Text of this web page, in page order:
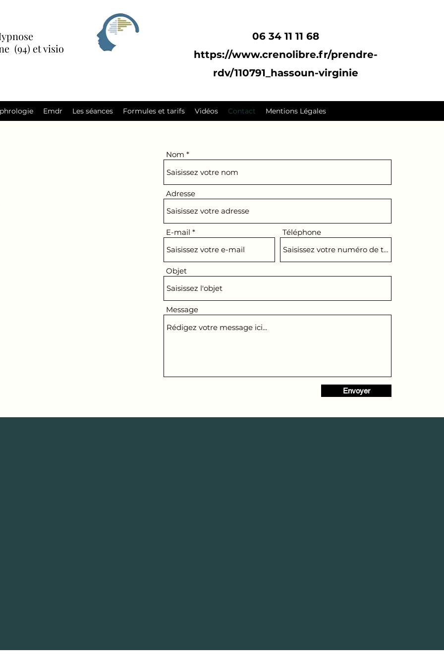
(94) et visio
06 34 11 11 68
https://www.crenolibre.fr/prendre-
rdv/110791_hassoun-virginie
Emdr Les séances Formules et tarifs Vidéos Contact Mentions Légales
Nom
Adresse
E-mail Téléphone
Objet
Message
Envoyer